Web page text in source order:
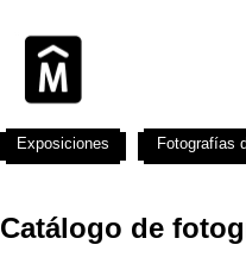
Catálogo de
Exposiciones Fotografías